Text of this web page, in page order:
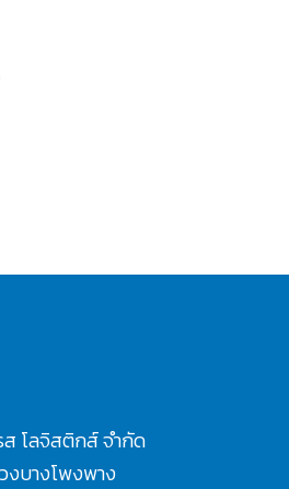
โลจิสติกส์ จำกัด
งบางโพงพาง